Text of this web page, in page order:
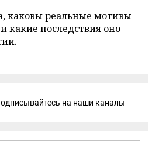
, каковы реальные мотивы
какие последствия оно
на наши каналы